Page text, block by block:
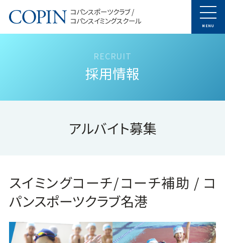
コパンスポーツクラブ /
コパンスイミングスクール
MENU
採用情報
アルバイト募集
スイミングコーチ/コーチ補助 / コ
パンスポーツクラブ名港